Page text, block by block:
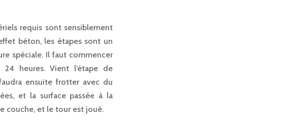
requis sont sensiblement
béton, les étapes sont un
spéciale. Il faut commencer
heures. Vient l’étape de
ensuite frotter avec du
et la surface passée à la
couche, et le tour est joué.